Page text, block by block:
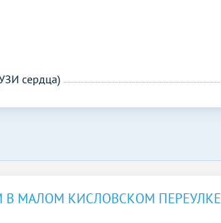
сердца)
В МАЛОМ КИСЛОВСКОМ ПЕРЕУЛКЕ